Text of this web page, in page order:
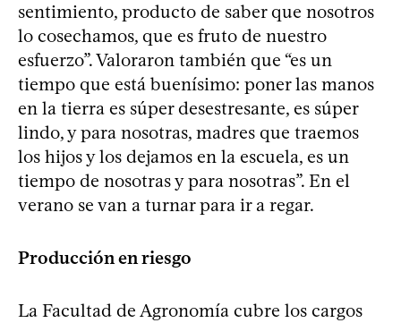
sentimiento, producto de saber que nosotros
lo cosechamos, que es fruto de nuestro
esfuerzo”. Valoraron también que “es un
tiempo que está buenísimo: poner las manos
en la tierra es súper desestresante, es súper
lindo, y para nosotras, madres que traemos
los hijos y los dejamos en la escuela, es un
tiempo de nosotras y para nosotras”. En el
verano se van a turnar para ir a regar.
Producción en riesgo
La Facultad de Agronomía cubre los cargos